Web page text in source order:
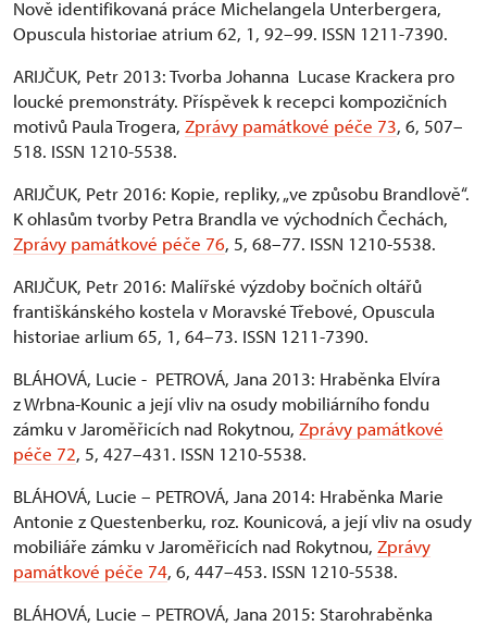
Nově identifikovaná práce Michelangela Unterbergera,
Opuscula historiae atrium 62, 1, 92–99. ISSN 1211-7390.
ARIJČUK, Petr 2013: Tvorba Johanna Lucase Krackera pro
loucké premonstráty. Příspěvek k recepci kompozičních
motivů Paula Trogera, Zprávy památkové péče 73, 6, 507–
518. ISSN 1210-5538.
ARIJČUK, Petr 2016: Kopie, repliky, „ve způsobu Brandlově“.
K ohlasům tvorby Petra Brandla ve východních Čechách,
Zprávy památkové péče 76, 5, 68–77. ISSN 1210-5538.
ARIJČUK, Petr 2016: Malířské výzdoby bočních oltářů
františkánského kostela v Moravské Třebové, Opuscula
historiae arlium 65, 1, 64–73. ISSN 1211-7390.
BLÁHOVÁ, Lucie - PETROVÁ, Jana 2013: Hraběnka Elvíra
z Wrbna-Kounic a její vliv na osudy mobiliárního fondu
zámku v Jaroměřicích nad Rokytnou, Zprávy památkové
péče 72, 5, 427–431. ISSN 1210-5538.
BLÁHOVÁ, Lucie – PETROVÁ, Jana 2014: Hraběnka Marie
Antonie z Questenberku, roz. Kounicová, a její vliv na osudy
mobiliáře zámku v Jaroměřicích nad Rokytnou, Zprávy
památkové péče 74, 6, 447–453. ISSN 1210-5538.
BLÁHOVÁ, Lucie – PETROVÁ, Jana 2015: Starohraběnka